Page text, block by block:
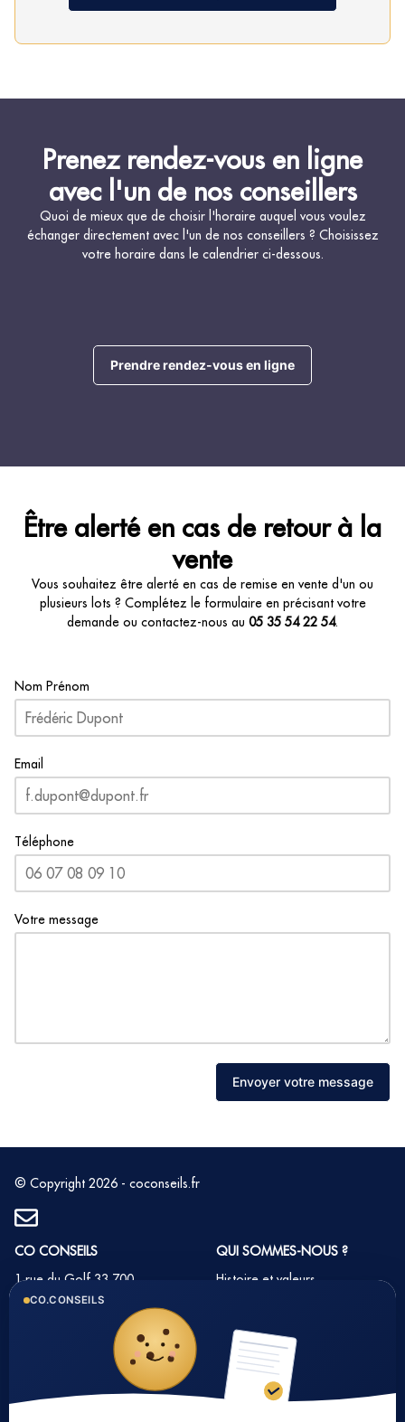
Prenez rendez-vous en ligne
avec l'un de nos conseillers
Quoi de mieux que de choisir l'horaire auquel vous voulez
échanger directement avec l'un de nos conseillers ? Choisissez
votre horaire dans le calendrier ci-dessous.
Prendre rendez-vous en ligne
Être alerté en cas de retour à la
vente
Vous souhaitez être alerté en cas de remise en vente d'un ou
plusieurs lots ? Complétez le formulaire en précisant votre
demande ou contactez-nous au 05 35 54 22 54.
Nom Prénom
Email
Téléphone
Votre message
Envoyer votre message
© Copyright 2026 - coconseils.fr
CO CONSEILS
1 rue du Golf 33 700
MERIGNAC
Tél : 05 35 54 22 54
QUI SOMMES-NOUS ?
Histoire et valeurs
Nos partenaires
Notre méthode
Nos tarifs immobilier
CO.CONSEILS